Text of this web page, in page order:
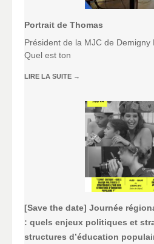
Portrait de Thomas
Président de la MJC de Demigny
Quel est ton
LIRE LA SUITE →
[Save the date] Journée
: quels enjeux politiques et
structures d’éducation